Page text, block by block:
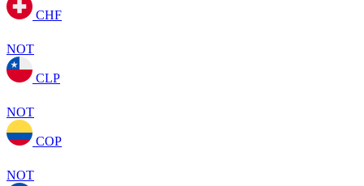
CHF
NOT
CLP
NOT
COP
NOT